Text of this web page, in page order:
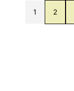
1 2